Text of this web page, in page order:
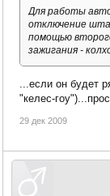
Для работы
отключение
помощью
зажигания -
...если он будет
"келес-
29 дек 2009